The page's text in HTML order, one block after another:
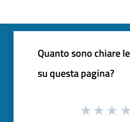
Quanto sono chiare
su questa pagina?